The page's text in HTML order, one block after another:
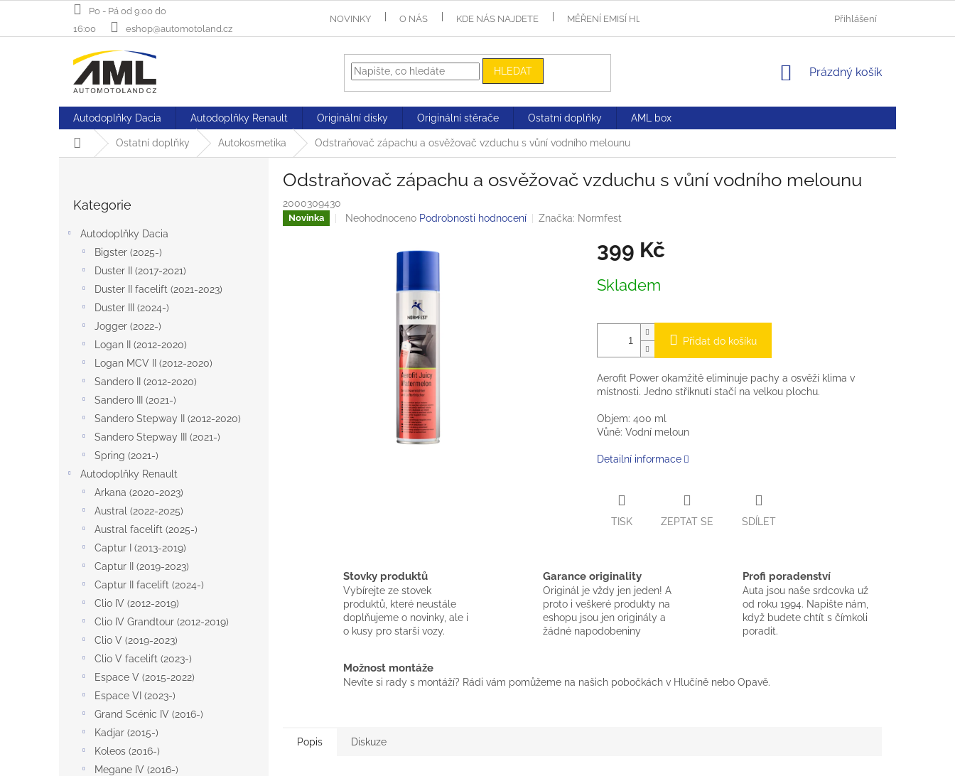
Po - Pá od 9:00 do
16:00
eshop@automotoland.cz
NOVINKY O NÁS KDE NÁS NAJDETE MĚŘENÍ EMISÍ HLUČÍN OBCHODNÍ PODMÍNKY
Přihlášení
HLEDAT
NÁKUPNÍ
Prázdný košík
Autodoplňky Dacia Autodoplňky Renault Originální disky Originální stěrače Ostatní doplňky AML box
Domů Ostatní doplňky Autokosmetika Odstraňovač zápachu a osvěžovač vzduchu s vůní vodního melounu
kategorie
Kategorie
Autodoplňky Dacia
Bigster (2025-)
Duster II (2017-2021)
Duster II facelift (2021-2023)
Duster III (2024-)
Jogger (2022-)
Logan II (2012-2020)
Logan MCV II (2012-2020)
Sandero II (2012-2020)
Sandero III (2021-)
Sandero Stepway II (2012-2020)
Sandero Stepway III (2021-)
Spring (2021-)
Autodoplňky Renault
Arkana (2020-2023)
Austral (2022-2025)
Austral facelift (2025-)
Captur I (2013-2019)
Captur II (2019-2023)
Captur II facelift (2024-)
Clio IV (2012-2019)
Clio IV Grandtour (2012-2019)
Clio V (2019-2023)
Clio V facelift (2023-)
Espace V (2015-2022)
Espace VI (2023-)
Grand Scénic IV (2016-)
Kadjar (2015-)
Koleos (2016-)
Megane IV (2016-)
Odstraňovač zápachu a osvěžovač vzduchu s vůní vodního melounu
2000309430
Novinka
Průměrné
Neohodnoceno Podrobnosti hodnocení Značka: Normfest
399 Kč
cena:
Skladem
Přidat do košíku
Aerofit Power okamžitě eliminuje pachy a osvěží klima v
místnosti. Jedno stříknutí stačí na velkou plochu.
Objem: 400 ml
Vůně: Vodní meloun
Detailní informace
TISK ZEPTAT SE SDÍLET
Stovky produktů
Vybírejte ze stovek
produktů, které neustále
doplňujeme o novinky, ale i
o kusy pro starší vozy.
Garance originality
Originál je vždy jen jeden! A
proto i veškeré produkty na
eshopu jsou jen originály a
žádné napodobeniny
Profi poradenství
Auta jsou naše srdcovka už
od roku 1994. Napište nám,
když budete chtít s čímkoli
poradit.
Možnost montáže
Nevíte si rady s montáží? Rádi vám pomůžeme na našich pobočkách v Hlučíně nebo Opavě.
Popis Diskuze